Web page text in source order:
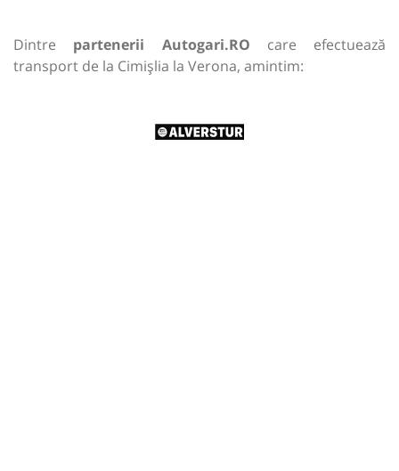
Dintre partenerii Autogari.RO care efectuează
transport de la Cimișlia la Verona, amintim: